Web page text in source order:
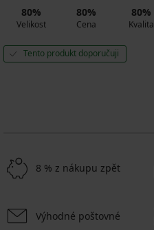
80%
Velikost
80%
Cena
80%
Kvalita
Tento produkt doporučuji
8 % z nákupu zpět
Výhodné poštovné